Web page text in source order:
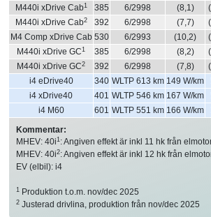
M440i xDrive Cab1 385 6/2998 (8,1)
M440i xDrive Cab2 392 6/2998 (7,7)
M4 Comp xDrive Cab 530 6/2993 (10,2)
M440i xDrive GC 1 385 6/2998 (8,2)
M440i xDrive GC2 392 6/2998 (7,8)
i4 eDrive40
340 WLTP 613 km 149 W/km
i4 xDrive40
401 WLTP 546 km 167 W/km
i4 M60
601 WLTP 551 km 166 W/km
Kommentar:
MHEV: 40i 1 : Angiven effekt är inkl 11 hk från
MHEV: 40i2: Angiven effekt är inkl 12 hk från
EV (elbil): i4
1 Produktion t.o.m. nov/dec 2025
2 Justerad drivlina, produktion från nov/dec 2025